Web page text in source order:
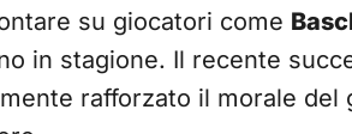
su giocatori come
in stagione. Il recente
rafforzato il morale del